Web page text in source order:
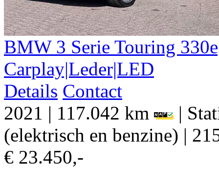
BMW 3 Serie Touring
Carplay|Leder|LED
Details Contact
2021 | 117.042 km |
(elektrisch en benzine) |
€ 23.450,-